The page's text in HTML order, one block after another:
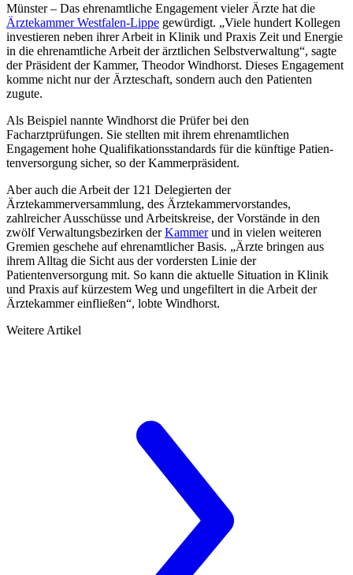
Münster – Das ehrenamtliche Engagement vieler Ärzte hat die
Ärztekammer West­falen-Lippe gewürdigt. „Viele hundert Kollegen
investieren neben ihrer Arbeit in Kli­nik und Praxis Zeit und Energie
in die ehrenamtliche Arbeit der ärztlichen Selbst­verwal­tung“, sagte
der Präsident der Kammer, Theodor Windhorst. Dieses Engagement
komme nicht nur der Ärzteschaft, sondern auch den Patienten
zugute.
Als Beispiel nannte Windhorst die Prüfer bei den
Facharztprüfungen. Sie stellten mit ihrem ehrenamtlichen
Engagement hohe Qualifikationsstandards für die künftige Pa­tien­
tenversorgung sicher, so der Kammerpräsident.
Aber auch die Arbeit der 121 Delegierten der
Ärztekammerversammlung, des Ärzte­kam­mervorstandes,
zahlreicher Ausschüsse und Arbeitskreise, der Vorstände in den
zwölf Ver­waltungsbezirken derKammerund in vielen weiteren
Gremien geschehe auf ehren­amtlicher Basis. „Ärzte bringen aus
ihrem Alltag die Sicht aus der vordersten Linie der
Patientenversorgung mit. So kann die aktuelle Situation in Klinik
und Praxis auf kürzes­tem Weg und ungefiltert in die Arbeit der
Ärztekammer einfließen“, lobte Windhorst.
Weitere Artikel